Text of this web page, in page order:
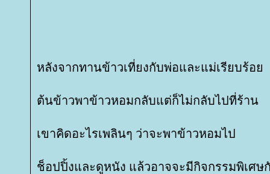
หลังจากทานข้าวเที่ยงกับพ่อและแม่เรียบร้อ
ต้นข้าวพาข้าวหอมกลับแต่ก็ไม่กลับไปที่ร้าน
เขาคิดอะไรเพลินๆ ว่าจะพาข้าวหอมไป
ช็อปปิ้งและดูหนัง แล้วอาจจะมีกิจกรรมพิเศษ